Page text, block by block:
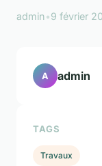
admin•9 février
A admin
TAGS
Travaux